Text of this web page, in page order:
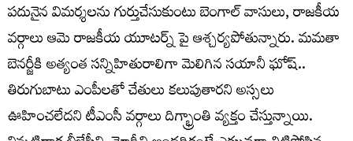
పదునైన విమర్శలను గుర్తుచేసుకుంటు బెంగాల్ వాసులు, రాజకీయ
వర్గాలు ఆమె రాజకీయ యూటర్న్ పై ఆశ్చ‌ర్య‌పోతున్నారు. మ‌మ‌తా
బెన‌ర్జీకి అత్యంత స‌న్నిహితురాలిగా మెలిగిన సయానీ ఘోష్..
తిరుగుబాటు ఎంపీలతో చేతులు క‌లుపుతార‌ని అస్స‌లు
ఊహించ‌లేద‌ని టీఎంసీ వర్గాలు దిగ్భ్రాంతి వ్యక్తం చేస్తున్నాయి.